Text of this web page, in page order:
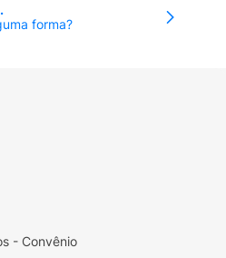
forma?
- Convênio